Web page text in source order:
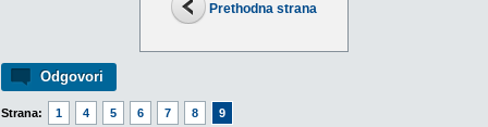
Prethodna strana
Odgovori
Strana: 1 4 5 6 7 8 9